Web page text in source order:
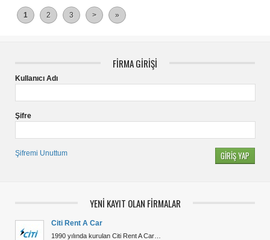
1 2 3 > »
FİRMA GİRİŞİ
Kullanıcı Adı
Şifre
Şifremi Unuttum
YENİ KAYIT OLAN FİRMALAR
Citi Rent A Car
1990 yılında kurulan Citi Rent A Car…